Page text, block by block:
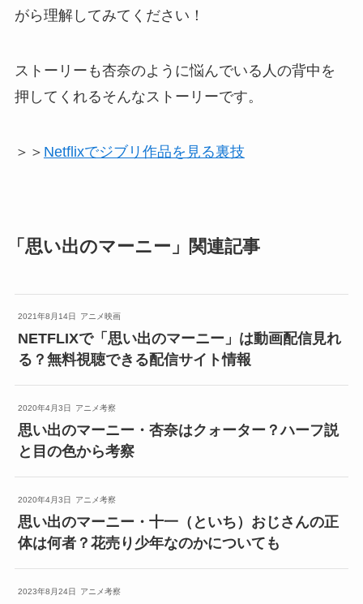
がら理解してみてください！
ストーリーも杏奈のように悩んでいる人の背中を
押してくれるそんなストーリーです。
＞＞ Netflixでジブリ作品を見る裏技
「思い出のマーニー」関連記事
2021年8月14日 アニメ映画
NETFLIXで「思い出のマーニー」は動画配信見れ
る？無料視聴できる配信サイト情報
2020年4月3日 アニメ考察
思い出のマーニー・杏奈はクォーター？ハーフ説
と目の色から考察
2020年4月3日 アニメ考察
思い出のマーニー・十一（といち）おじさんの正
体は何者？花売り少年なのかについても
2023年8月24日 アニメ考察